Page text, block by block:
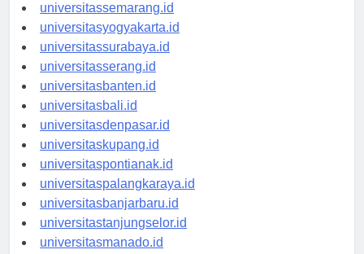
universitassemarang.id
universitasyogyakarta.id
universitassurabaya.id
universitasserang.id
universitasbanten.id
universitasbali.id
universitasdenpasar.id
universitaskupang.id
universitaspontianak.id
universitaspalangkaraya.id
universitasbanjarbaru.id
universitastanjungselor.id
universitasmanado.id